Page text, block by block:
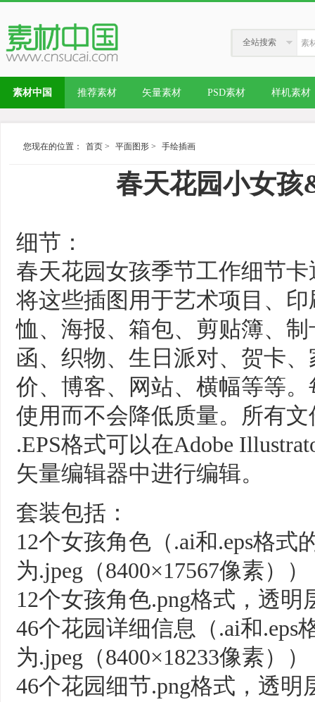
全站搜索
素材中国 推荐素材 矢量素材 PSD素材 样机素材
您现在的位置： 首页 > 平面图形 > 手绘插画
春天花园小女
细节：
春天花园女孩季节工作细节
将这些插图用于艺术项目、
恤、海报、箱包、剪贴簿、
函、织物、生日派对、贺卡
价、博客、网站、横幅等等
使用而不会降低质量。所有文
.EPS格式可以在Adobe
矢量编辑器中进行编辑。
套装包括：
12个女孩角色（.ai和.eps格式
为.jpeg（8400×17567像素）
12个女孩角色.png格式，透明
46个花园详细信息（.ai和.eps
为.jpeg（8400×18233像素）
46个花园细节.png格式，透明